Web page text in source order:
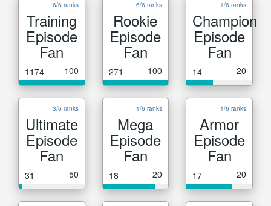
6/6 ranks
Training
Episode
Fan
1174 100
6/6 ranks
Rookie
Episode
Fan
271 100
1/6 ranks
Champion
Episode
Fan
14 20
3/6 ranks
Ultimate
Episode
Fan
31 50
1/6 ranks
Mega
Episode
Fan
18 20
1/6 ranks
Armor
Episode
Fan
17 20